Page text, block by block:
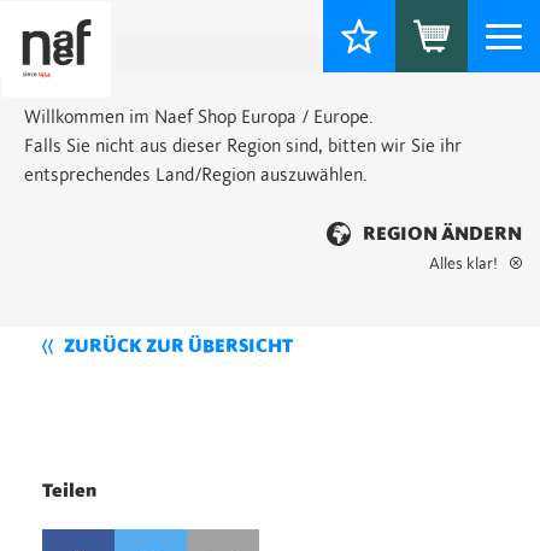
Willkommen im Naef Shop Europa / Europe.
Falls Sie nicht aus dieser Region sind, bitten wir Sie ihr
entsprechendes Land/Region auszuwählen.
REGION ÄNDERN
Alles klar!
ZURÜCK ZUR ÜBERSICHT
Teilen